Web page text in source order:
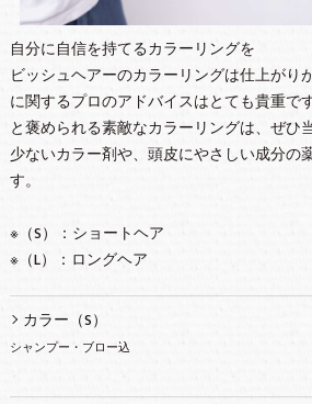
自分に自信を持てるカラーリングを
ビッシュヘアーのカラーリングは仕上がり
に関するプロのアドバイスはとても貴重で
と褒められる素敵なカラーリングは、ぜひ
少ないカラー剤や、頭皮にやさしい成分の
す。
※（S）：ショートヘア
※（L）：ロングヘア
カラー（S）
シャンプー・ブロー込